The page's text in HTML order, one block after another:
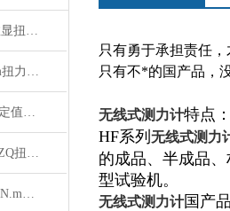
可换头扭力扳手 可换头数显扭力扳手 高精度可换头扭力扳手
1:28扭力倍增器,15000N.m扭力扳手倍增器厂家
2000N.m定值式扭矩扳手,定值刻度式扭矩装配扳手SGTG
8100N.m扭矩倍增器,SGBZQ扭矩扳手倍增器传动比1：25
预置/峰值/跟踪模式0.1-10N.m数显扭矩扳手
只有勇于承担责任
只有不*的国产品，
无线式测力计特点
HF系列 无线式测力
的成品、半成品
型试验机。
无线式测力计国产